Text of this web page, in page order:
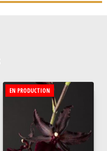
EN PRODUCTION